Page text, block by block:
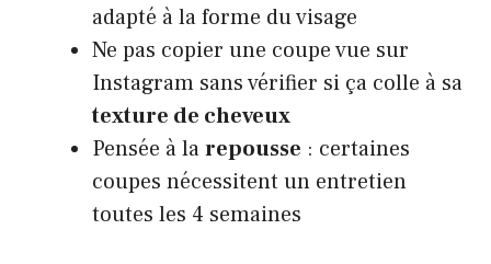
adapté à la forme du visage
Ne pas copier une coupe vue sur
Instagram sans vérifier si ça colle à sa
texture de cheveux
Pensée à larepousse : certaines
coupes nécessitent un entretien
toutes les 4 semaines